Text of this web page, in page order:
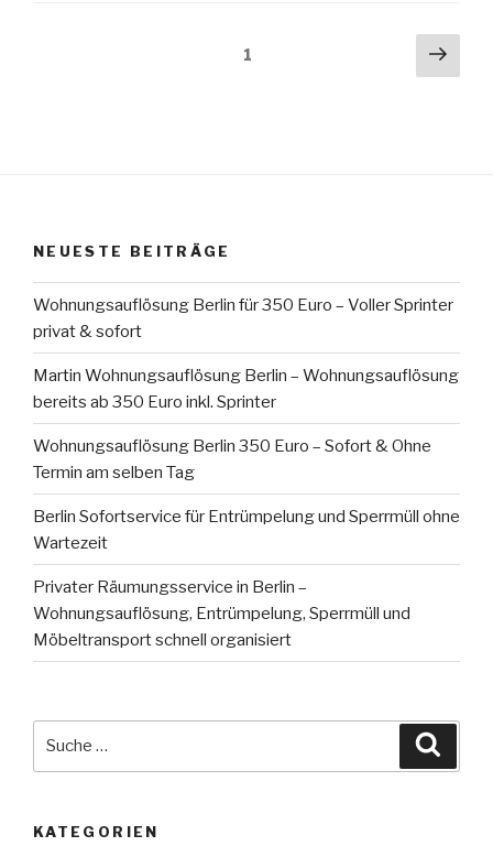
Seitennummerierung1
NEUESTE BEITRÄGE
Wohnungsauflösung Berlin für 350 Euro – Voller Sprinter
privat & sofort
Martin Wohnungsauflösung Berlin – Wohnungsauflösung
bereits ab 350 Euro inkl. Sprinter
Wohnungsauflösung Berlin 350 Euro – Sofort & Ohne
Termin am selben Tag
Berlin Sofortservice für Entrümpelung und Sperrmüll ohne
Wartezeit
Privater Räumungsservice in Berlin –
Wohnungsauflösung, Entrümpelung, Sperrmüll und
Möbeltransport schnell organisiert
KATEGORIEN